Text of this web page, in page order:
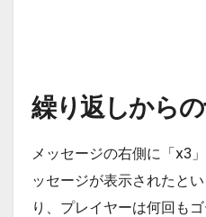
繰り返しから
メッセージの右側に「x3
ッセージが表示されたと
り、プレイヤーは何回も